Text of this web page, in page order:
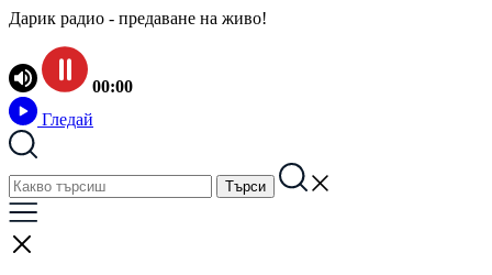
Дарик радио - предаване на живо!
00:00
Гледай